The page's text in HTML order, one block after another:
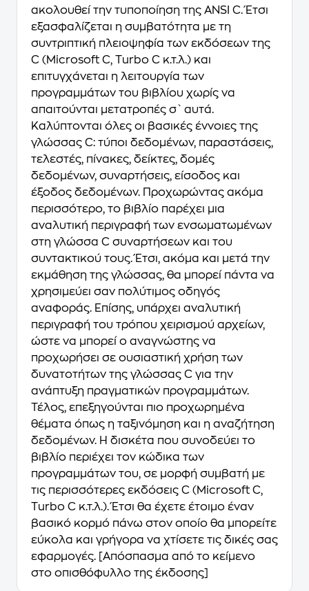
ακολουθεί την τυποποίηση της ANSI C. Έτσι
εξασφαλίζεται η συμβατότητα με τη
συντριπτική πλειοψηφία των εκδόσεων της
C (Microsoft C, Turbo C κ.τ.λ.) και
επιτυγχάνεται η λειτουργία των
προγραμμάτων του βιβλίου χωρίς να
απαιτούνται μετατροπές σ` αυτά.
Καλύπτονται όλες οι βασικές έννοιες της
γλώσσας C: τύποι δεδομένων, παραστάσεις,
τελεστές, πίνακες, δείκτες, δομές
δεδομένων, συναρτήσεις, είσοδος και
έξοδος δεδομένων. Προχωρώντας ακόμα
περισσότερο, το βιβλίο παρέχει μια
αναλυτική περιγραφή των ενσωματωμένων
στη γλώσσα C συναρτήσεων και του
συντακτικού τους. Έτσι, ακόμα και μετά την
εκμάθηση της γλώσσας, θα μπορεί πάντα να
χρησιμεύει σαν πολύτιμος οδηγός
αναφοράς. Επίσης, υπάρχει αναλυτική
περιγραφή του τρόπου χειρισμού αρχείων,
ώστε να μπορεί ο αναγνώστης να
προχωρήσει σε ουσιαστική χρήση των
δυνατοτήτων της γλώσσας C για την
ανάπτυξη πραγματικών προγραμμάτων.
Τέλος, επεξηγούνται πιο προχωρημένα
θέματα όπως η ταξινόμηση και η αναζήτηση
δεδομένων. Η δισκέτα που συνοδεύει το
βιβλίο περιέχει τον κώδικα των
προγραμμάτων του, σε μορφή συμβατή με
τις περισσότερες εκδόσεις C (Microsoft C,
Turbo C κ.τ.λ.). Έτσι θα έχετε έτοιμο έναν
βασικό κορμό πάνω στον οποίο θα μπορείτε
εύκολα και γρήγορα να χτίσετε τις δικές σας
εφαρμογές. [Απόσπασμα από το κείμενο
στο οπισθόφυλλο της έκδοσης]